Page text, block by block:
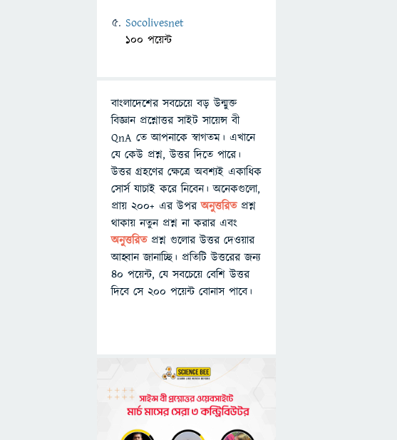
Socolivesnet
100 পয়েন্ট
বাংলাদেশের সবচেয়ে বড় উন্মুক্ত
বিজ্ঞান প্রশ্নোত্তর সাইট সায়েন্স বী
QnA তে আপনাকে স্বাগতম। এখানে
যে কেউ প্রশ্ন, উত্তর দিতে পারে।
উত্তর গ্রহণের ক্ষেত্রে অবশ্যই একাধিক
সোর্স যাচাই করে নিবেন। অনেকগুলো,
প্রায় ২০০+ এর উপরঅনুত্তরিতপ্রশ্ন
থাকায় নতুন প্রশ্ন না করার এবং
অনুত্তরিত প্রশ্ন গুলোর উত্তর দেওয়ার
আহ্বান জানাচ্ছি। প্রতিটি উত্তরের জন্য
৪০ পয়েন্ট, যে সবচেয়ে বেশি উত্তর
দিবে সে ২০০ পয়েন্ট বোনাস পাবে।